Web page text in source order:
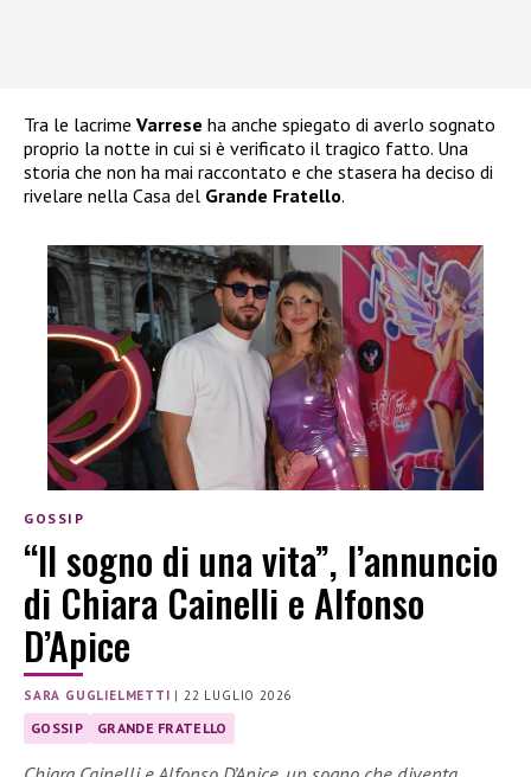
Tra le lacrime Varrese ha anche spiegato di averlo sognato
proprio la notte in cui si è verificato il tragico fatto. Una
storia che non ha mai raccontato e che stasera ha deciso di
rivelare nella Casa del Grande Fratello.
GOSSIP
“Il sogno di una vita”, l’annuncio
di Chiara Cainelli e Alfonso
D’Apice
SARA GUGLIELMETTI | 22 LUGLIO 2026
GOSSIP GRANDE FRATELLO